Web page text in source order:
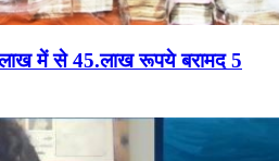
में से 45.लाख रूपये बरामद 5